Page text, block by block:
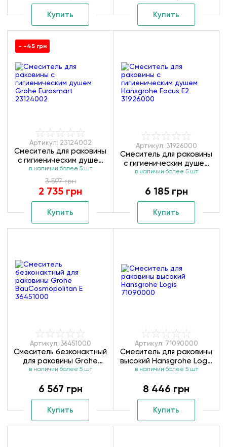
Купить Купить
- -45 грн
Артикул: 23124002
Смеситель для раковины
с гигиеническим душем
Grohe Eurosmart
23124002
в наличии более 5 шт
3 597 грн
2 735 грн
Купить
Артикул: 31926000
Смеситель для раковины
с гигиеническим душем
Hansgrohe Focus E2
в наличии более 5 шт
6 185 грн
Купить
Артикул: 36451000
Смеситель безконактный
для раковины Grohe
BauCosmopolitan E
в наличии более 5 шт
6 567 грн
Купить
Артикул: 71090000
Смеситель для раковины
высокий Hansgrohe Logis
71090000
в наличии более 5 шт
8 446 грн
Купить